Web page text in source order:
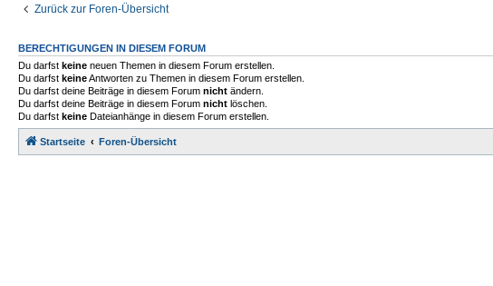
Zurück zur Foren-Übersicht
BERECHTIGUNGEN IN DIESEM FORUM
Du darfst keine neuen Themen in diesem Forum erstellen.
Du darfst keineAntworten zu Themen in diesem Forum erstellen.
Du darfst deine Beiträge in diesem Forum nicht ändern.
Du darfst deine Beiträge in diesem Forum nicht löschen.
Du darfst keine Dateianhänge in diesem Forum erstellen.
Startseite Foren-Übersicht